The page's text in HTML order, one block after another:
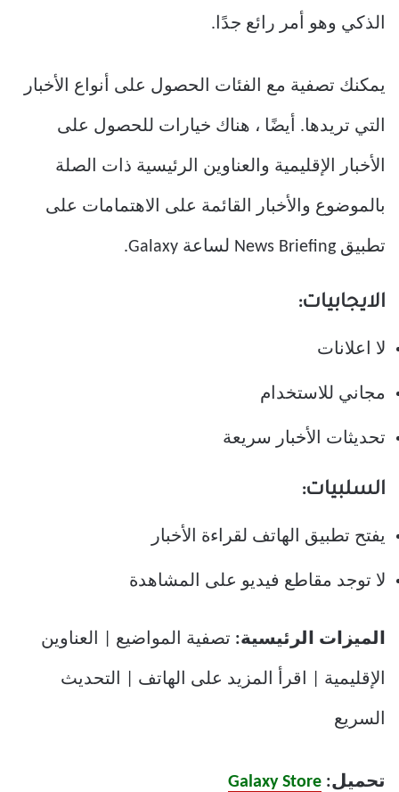
الذكي وهو أمر رائع جدًا.
يمكنك تصفية مع الفئات الحصول على أنواع الأخبار
التي تريدها. أيضًا ، هناك خيارات للحصول على
الأخبار الإقليمية والعناوين الرئيسية ذات الصلة
بالموضوع والأخبار القائمة على الاهتمامات على
تطبيق News Briefing لساعة Galaxy.
الايجابيات:
لا اعلانات
مجاني للاستخدام
تحديثات الأخبار سريعة
السلبيات:
يفتح تطبيق الهاتف لقراءة الأخبار
لا توجد مقاطع فيديو على المشاهدة
الميزات الرئيسية: تصفية المواضيع | العناوين
الإقليمية | اقرأ المزيد على الهاتف | التحديث
السريع
تحميل: Galaxy Store